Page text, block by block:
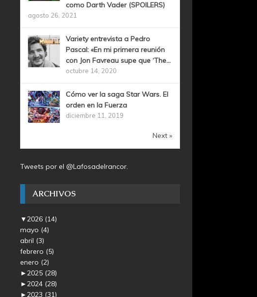
como Darth Vader (SPOILERS)
agosto 26, 2021
Variety entrevista a Pedro
Pascal: «En mi primera reunión
con Jon Favreau supe que ‘The...
octubre 14, 2020
Cómo ver la saga Star Wars. El
orden en la Fuerza
diciembre 11, 2019
Next »
Tweets por el @Lafosadelrancor.
ARCHIVOS
▼2026 (14)
mayo (4)
abril (3)
febrero (5)
enero (2)
►2025 (28)
►2024 (28)
►2023 (31)